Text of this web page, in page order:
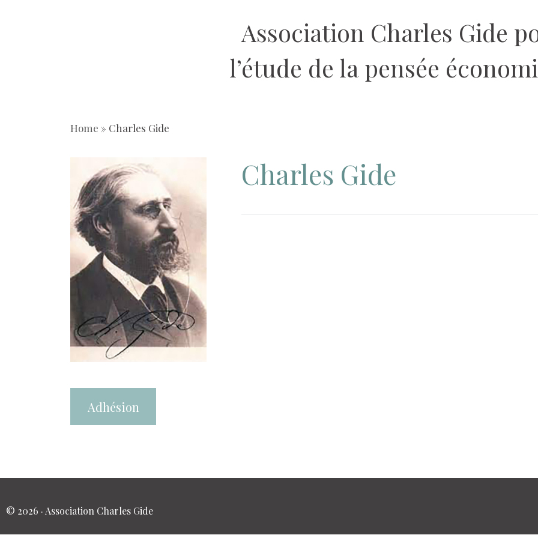
Association Charles Gide
l’étude de la pensée
Home » Charles Gide
Charles Gide
Adhésion
© 2026 · Association Charles Gide